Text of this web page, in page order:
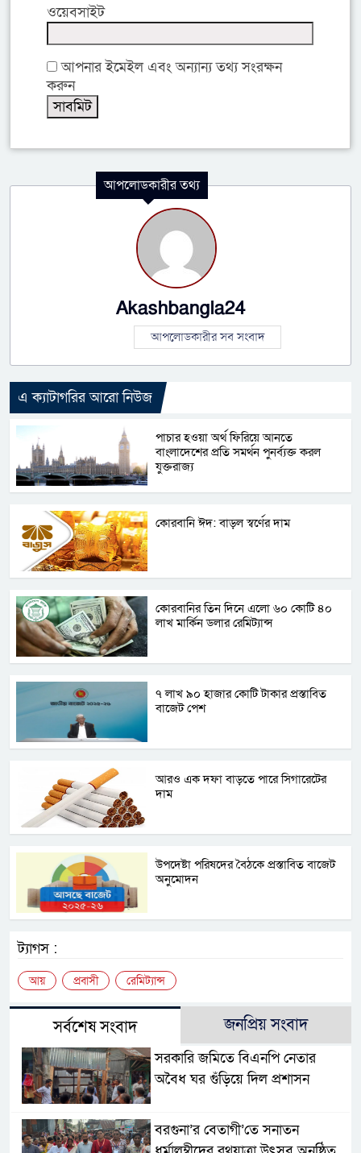
ওয়েবসাইট
আপনার ইমেইল এবং অন্যান্য তথ্য সংরক্ষন
করুন
আপলোডকারীর তথ্য
Akashbangla24
আপলোডকারীর সব সংবাদ
এ ক্যাটাগরির আরো নিউজ
পাচার হওয়া অর্থ ফিরিয়ে আনতে
বাংলাদেশের প্রতি সমর্থন পুনর্ব্যক্ত করল
যুক্তরাজ্য
কোরবানি ঈদ: বাড়ল স্বর্ণের দাম
কোরবানির তিন দিনে এলো ৬০ কোটি ৪০
লাখ মার্কিন ডলার রেমিট্যান্স
৭ লাখ ৯০ হাজার কোটি টাকার প্রস্তাবিত
বাজেট পেশ
আরও এক দফা বাড়তে পারে সিগারেটের
দাম
উপদেষ্টা পরিষদের বৈঠকে প্রস্তাবিত বাজেট
অনুমোদন
ট্যাগস :
আয় প্রবাসী রেমিট্যান্স
সর্বশেষ সংবাদ জনপ্রিয় সংবাদ
সরকারি জমিতে বিএনপি নেতার
অবৈধ ঘর গুঁড়িয়ে দিল প্রশাসন
বরগুনা’র বেতাগী’তে সনাতন